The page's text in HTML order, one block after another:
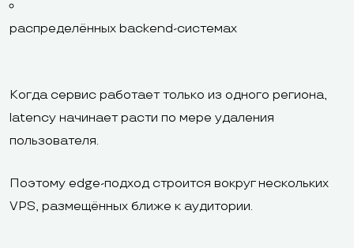
распределённых backend-системах
Когда сервис работает только из одного региона,
latency начинает расти по мере удаления
пользователя.
Поэтому edge-подход строится вокруг нескольких
VPS, размещённых ближе к аудитории.